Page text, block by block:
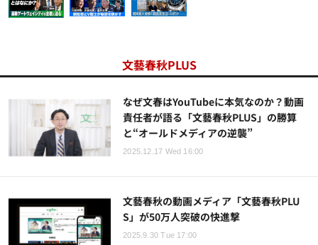
文藝春秋PLUS
なぜ文春はYouTubeに本気なのか？動画
責任者が語る「文藝春秋PLUS」の勝算
と“オールドメディアの逆襲”
2025.12.17 Wed 16:00
文藝春秋の動画メディア「文藝春秋PLU
S」が50万人突破の快進撃
2025.9.30 Tue 17:00